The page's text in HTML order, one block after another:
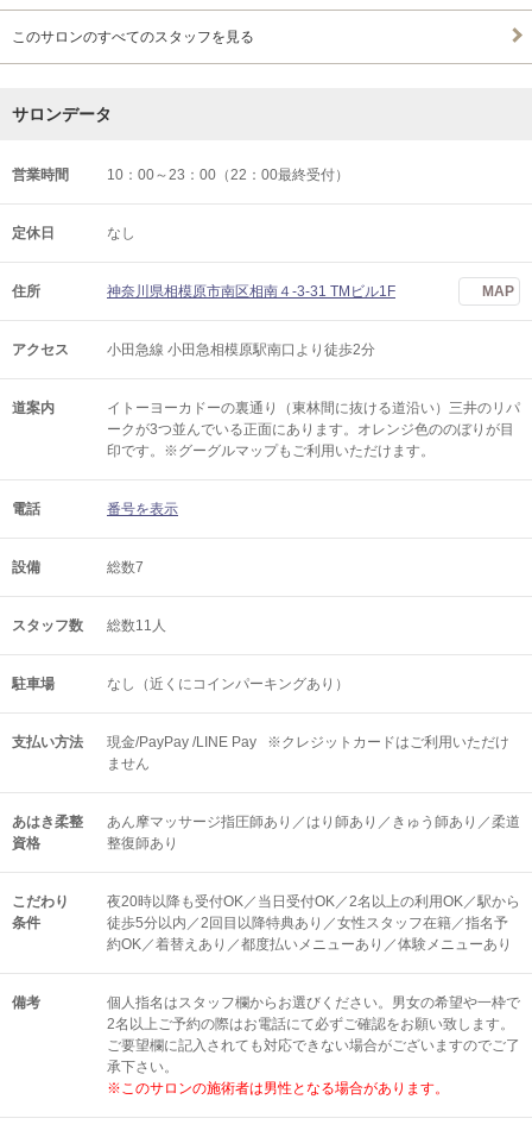
このサロンのすべてのスタッフを見る
サロンデータ
営業時間 10：00～23：00（22：00最終受付）
定休日 なし
住所 神奈川県相模原市南区相南４-3-31 TMビル1F MAP
アクセス 小田急線 小田急相模原駅南口より徒歩2分
道案内
イトーヨーカドーの裏通り（東林間に抜ける道沿い）三井のリパ
ークが3つ並んでいる正面にあります。オレンジ色ののぼりが目
印です。※グーグルマップもご利用いただけます。
電話 番号を表示
設備 総数7
スタッフ数 総数11人
駐車場 なし（近くにコインパーキングあり）
支払い方法
現金/PayPay /LINE Pay ※クレジットカードはご利用いただけ
ません
あはき柔整
資格
あん摩マッサージ指圧師あり／はり師あり／きゅう師あり／柔道
整復師あり
こだわり
条件
夜20時以降も受付OK／当日受付OK／2名以上の利用OK／駅から
徒歩5分以内／2回目以降特典あり／女性スタッフ在籍／指名予
約OK／着替えあり／都度払いメニューあり／体験メニューあり
備考
個人指名はスタッフ欄からお選びください。男女の希望や一枠で
2名以上ご予約の際はお電話にて必ずご確認をお願い致します。
ご要望欄に記入されても対応できない場合がございますのでご了
承下さい。
※このサロンの施術者は男性となる場合があります。